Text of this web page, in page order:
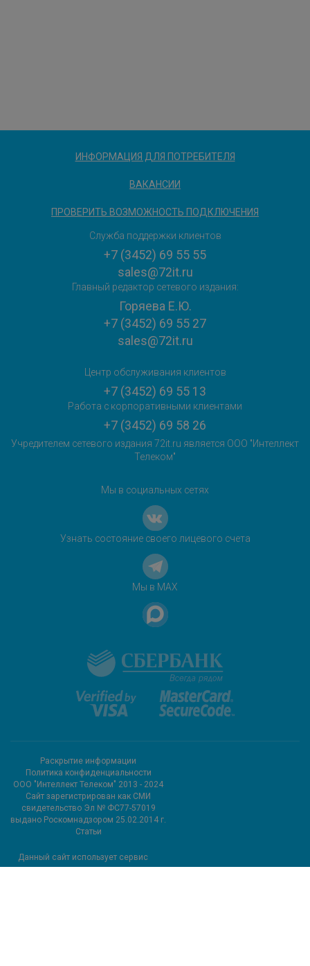
ИНФОРМАЦИЯ ДЛЯ ПОТРЕБИТЕЛЯ
ВАКАНСИИ
ПРОВЕРИТЬ ВОЗМОЖНОСТЬ ПОДКЛЮЧЕНИЯ
Служба поддержки клиентов
+7 (3452) 69 55 55
sales@72it.ru
Главный редактор сетевого издания:
Горяева Е.Ю.
+7 (3452) 69 55 27
sales@72it.ru
Центр обслуживания клиентов
+7 (3452) 69 55 13
Работа с корпоративными клиентами
+7 (3452) 69 58 26
Учредителем сетевого издания 72it.ru является ООО "Интеллект
Телеком"
Мы в социальных сетях
Узнать состояние своего лицевого счета
Мы в MAX
Раскрытие информации
Политика конфиденциальности
ООО "Интеллект Телеком" 2013 - 2024
Cайт зарегистрирован как СМИ
свидетельство Эл № ФС77-57019
выдано Роскомнадзором 25.02.2014 г.
Статьи
Данный сайт использует сервис
метрических программ и